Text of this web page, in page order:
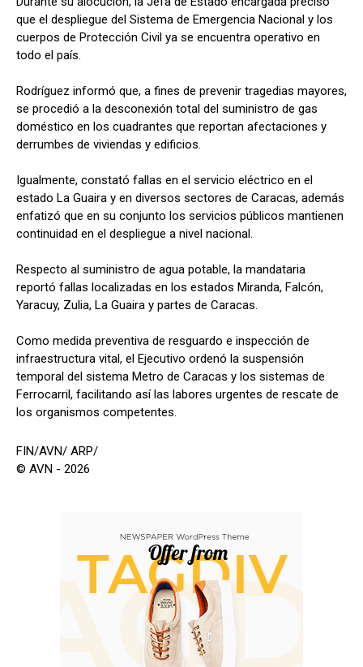
que el despliegue del Sistema de Emergencia Nacional y los
cuerpos de Protección Civil ya se encuentra operativo en
todo el país.
Rodríguez informó que, a fines de prevenir tragedias mayores,
se procedió a la desconexión total del suministro de gas
doméstico en los cuadrantes que reportan afectaciones y
derrumbes de viviendas y edificios.
Igualmente, constató fallas en el servicio eléctrico en el
estado La Guaira y en diversos sectores de Caracas, además
enfatizó que en su conjunto los servicios públicos mantienen
continuidad en el despliegue a nivel nacional.
Respecto al suministro de agua potable, la mandataria
reportó fallas localizadas en los estados Miranda, Falcón,
Yaracuy, Zulia, La Guaira y partes de Caracas.
Como medida preventiva de resguardo e inspección de
infraestructura vital, el Ejecutivo ordenó la suspensión
temporal del sistema Metro de Caracas y los sistemas de
Ferrocarril, facilitando así las labores urgentes de rescate de
los organismos competentes.
FIN/AVN/ ARP/
© AVN - 2026